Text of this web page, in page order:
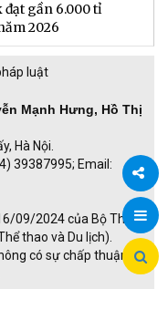
Chia
gần 6.000 tỉ
2026
luật
Mạnh Hưng, Hồ Thị
Hà Nội.
39387995; Email:
09/2024 của Bộ Thông
thao và Du lịch).
có sự chấp thuận